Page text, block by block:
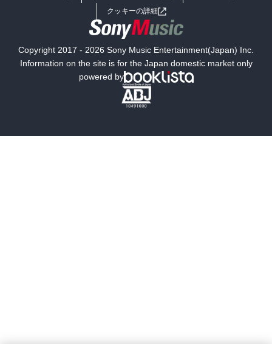
小説
海外小説
ミステリー SF
文学
クッキーの詳細
Copyright 2017 - 2026 Sony Music Entertainment(Japan) Inc.
Information on the site is for the Japan domestic market only
powered by